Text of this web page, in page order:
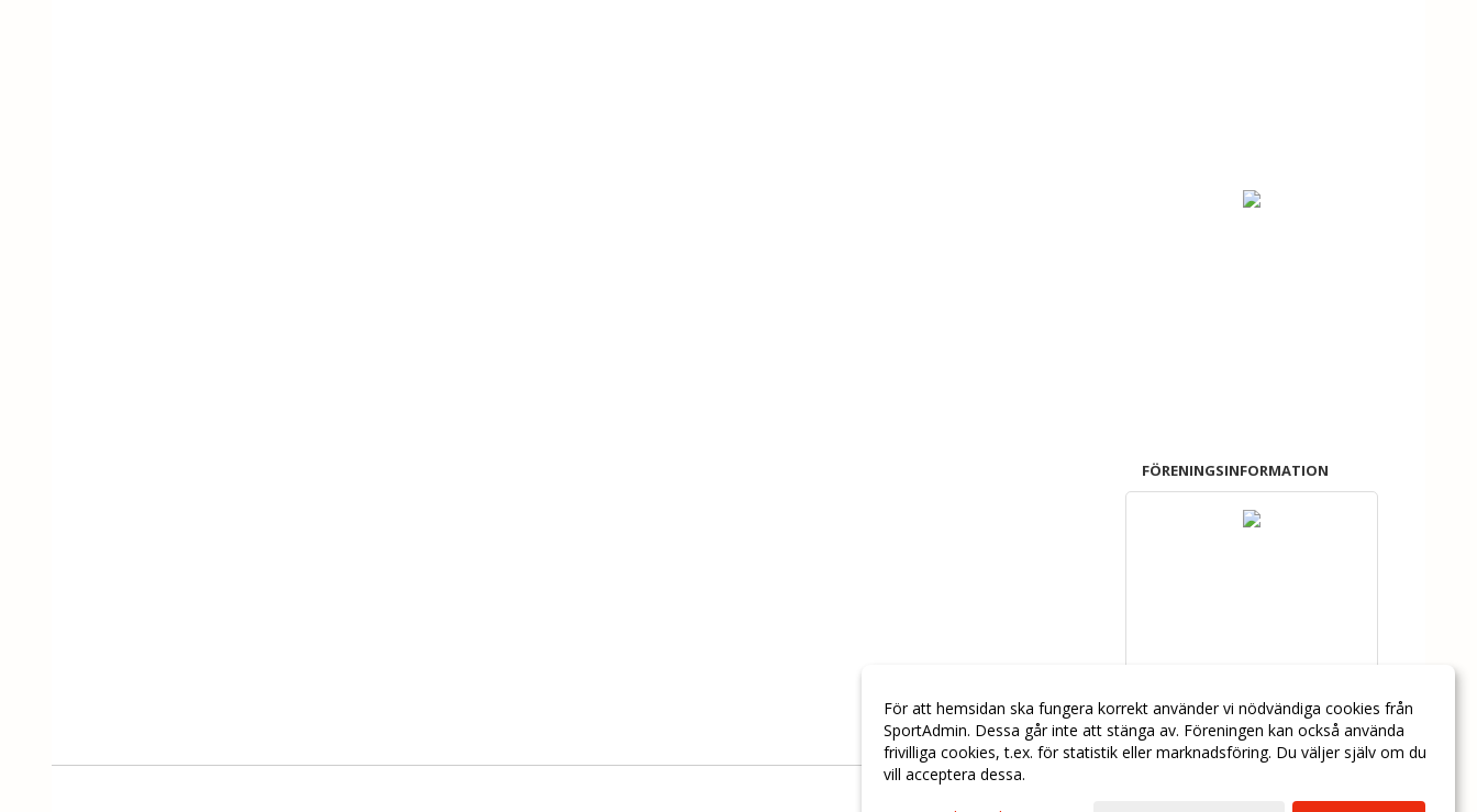
FÖRENINGSINFORMATION
För att hemsidan ska fungera korrekt använder vi nödvändiga cookies från
SportAdmin. Dessa går inte att stänga av. Föreningen kan också använda
frivilliga cookies, t.ex. för statistik eller marknadsföring. Du väljer själv om du
vill acceptera dessa.